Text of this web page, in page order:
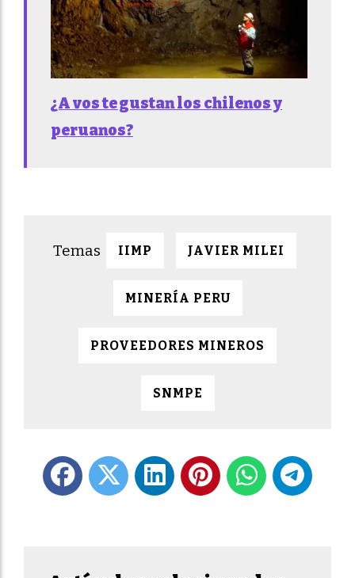
¿A vos te gustan los chilenos y
peruanos?
IIMP JAVIER MILEI
MINERÍA PERU
PROVEEDORES MINEROS
SNMPE